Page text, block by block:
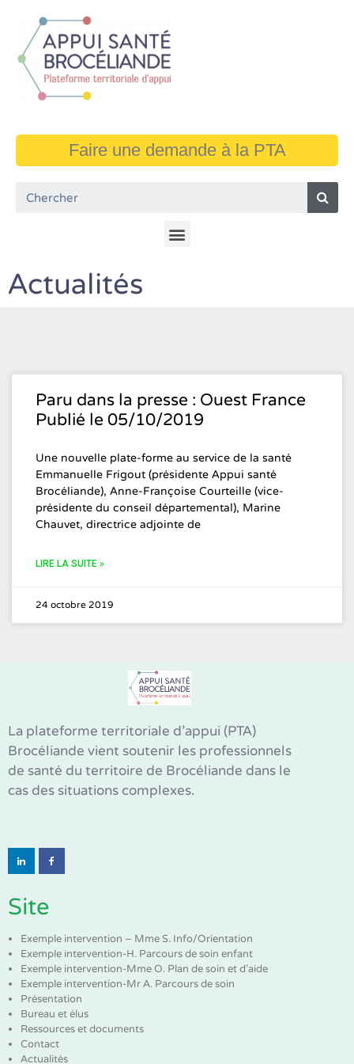
Faire une demande à la PTA
Actualités
Paru dans la presse : Ouest France
Publié le 05/10/2019
Une nouvelle plate-forme au service de la santé
Emmanuelle Frigout (présidente Appui santé
Brocéliande), Anne-Françoise Courteille (vice-
présidente du conseil départemental), Marine
Chauvet, directrice adjointe de
LIRE LA SUITE »
24 octobre 2019
La plateforme territoriale d’appui (PTA)
Brocéliande vient soutenir les professionnels
de santé du territoire de Brocéliande dans le
cas des situations complexes.
Site
Exemple intervention – Mme S. Info/Orientation
Exemple intervention-H. Parcours de soin enfant
Exemple intervention-Mme O. Plan de soin et d’aide
Exemple intervention-Mr A. Parcours de soin
Présentation
Bureau et élus
Ressources et documents
Contact
Actualités